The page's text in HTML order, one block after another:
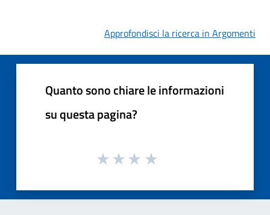
Approfondisci la ricerca in Argomenti
Quanto sono chiare le informazioni
su questa pagina?